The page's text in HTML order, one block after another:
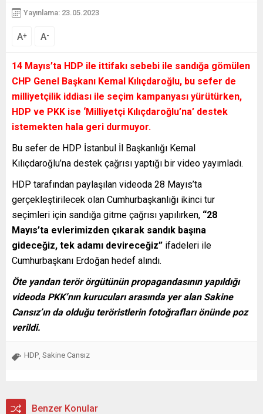
Yayınlama: 23.05.2023
A+ A-
14 Mayıs’ta HDP ile ittifakı sebebi ile sandığa gömülen
CHP Genel Başkanı Kemal Kılıçdaroğlu, bu sefer de
milliyetçilik iddiası ile seçim kampanyası yürütürken,
HDP ve PKK ise ‘Milliyetçi Kılıçdaroğlu’na’ destek
istemekten hala geri durmuyor.
Bu sefer de HDP İstanbul İl Başkanlığı Kemal
Kılıçdaroğlu’na destek çağrısı yaptığı bir video yayımladı.
HDP tarafından paylaşılan videoda 28 Mayıs’ta
gerçekleştirilecek olan Cumhurbaşkanlığı ikinci tur
seçimleri için sandığa gitme çağrısı yapılırken, “28
Mayıs’ta evlerimizden çıkarak sandık başına
gideceğiz, tek adamı devireceğiz” ifadeleri ile
Cumhurbaşkanı Erdoğan hedef alındı.
Öte yandan terör örgütünün propagandasının yapıldığı
videoda PKK’nın kurucuları arasında yer alan Sakine
Cansız’ın da olduğu teröristlerin fotoğrafları önünde poz
verildi.
HDP Sakine Cansız
Benzer Konular